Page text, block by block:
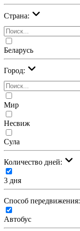
Страна:
Беларусь
Город:
Мир
Несвиж
Сула
Количество дней:
3 дня
Cпособ передвижения:
Автобус